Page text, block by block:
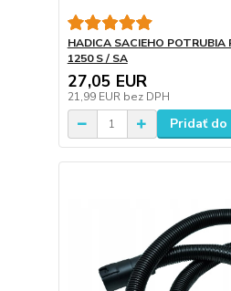
HADICA SACIEHO POTRUBIA
1250 S / SA
27,05 EUR
21,99 EUR bez DPH
Pridať do